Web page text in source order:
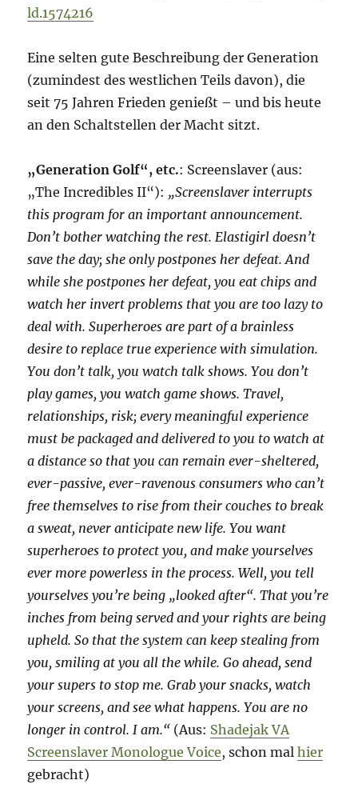
ld.1574216
Eine selten gute Beschreibung der Generation
(zumindest des westlichen Teils davon), die
seit 75 Jahren Frieden genießt – und bis heute
an den Schaltstellen der Macht sitzt.
„Generation Golf“, etc.: Screenslaver (aus:
„The Incredibles II“): „Screenslaver interrupts
this program for an important announcement.
Don’t bother watching the rest. Elastigirl doesn’t
save the day; she only postpones her defeat. And
while she postpones her defeat, you eat chips and
watch her invert problems that you are too lazy to
deal with. Superheroes are part of a brainless
desire to replace true experience with simulation.
You don’t talk, you watch talk shows. You don’t
play games, you watch game shows. Travel,
relationships, risk; every meaningful experience
must be packaged and delivered to you to watch at
a distance so that you can remain ever-sheltered,
ever-passive, ever-ravenous consumers who can’t
free themselves to rise from their couches to break
a sweat, never anticipate new life. You want
superheroes to protect you, and make yourselves
ever more powerless in the process. Well, you tell
yourselves you’re being „looked after“. That you’re
inches from being served and your rights are being
upheld. So that the system can keep stealing from
you, smiling at you all the while. Go ahead, send
your supers to stop me. Grab your snacks, watch
your screens, and see what happens. You are no
longer in control. I am.“ (Aus: Shadejak VA
Screenslaver Monologue Voice, schon malhier
gebracht)